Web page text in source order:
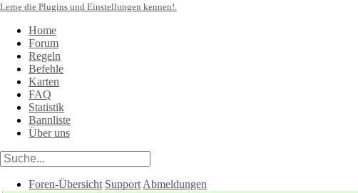
Lerne die Plugins und Einstellungen kennen!.
Home
Forum
Regeln
Befehle
Karten
FAQ
Statistik
Bannliste
Über uns
Foren-Übersicht Support Abmeldungen